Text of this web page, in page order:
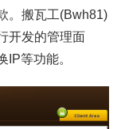
。搬瓦工(Bwh81)
开发的管理面
等功能。